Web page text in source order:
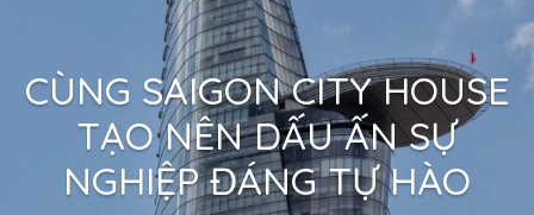
CÙNG SAIGON CITY HOUSE
TẠO NÊN DẤU ẤN SỰ
NGHIỆP ĐÁNG TỰ HÀO